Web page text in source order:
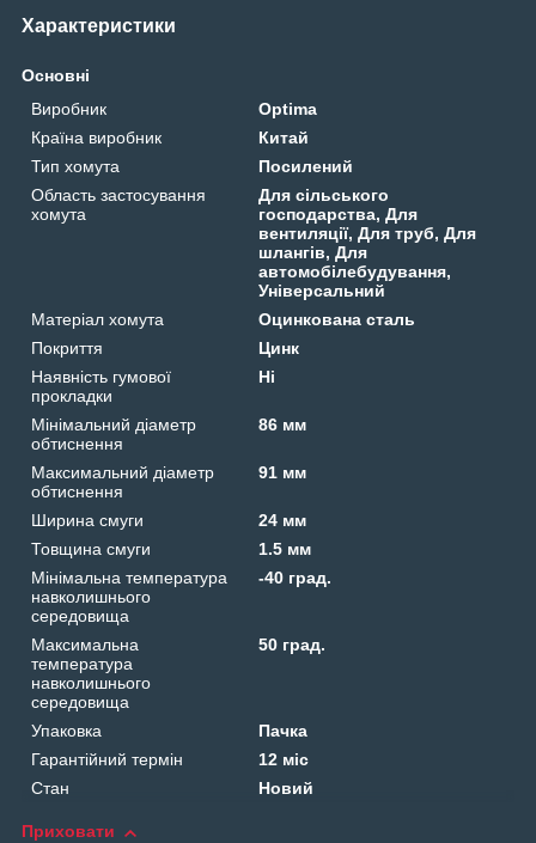
Характеристики
Основні
Виробник
Optima
Країна виробник
Китай
Тип хомута
Посилений
Область застосування
хомута
Для сільського
господарства, Для
вентиляції, Для труб, Для
шлангів, Для
автомобілебудування,
Універсальний
Матеріал хомута
Оцинкована сталь
Покриття
Цинк
Наявність гумової
прокладки
Ні
Мінімальний діаметр
обтиснення
86 мм
Максимальний діаметр
обтиснення
91 мм
Ширина смуги
24 мм
Товщина смуги
1.5 мм
Мінімальна температура
навколишнього
середовища
-40 град.
Максимальна
температура
навколишнього
середовища
50 град.
Упаковка
Пачка
Гарантійний термін
12 міс
Стан
Новий
Приховати